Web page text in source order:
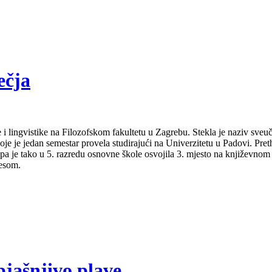
na Filozofskom fakultetu u Zagrebu. Stekla je naziv
je jedan semestar provela studirajući na Univerzitetu u Padovi.
je tako u 5. razredu osnovne škole osvojila 3. mjesto na